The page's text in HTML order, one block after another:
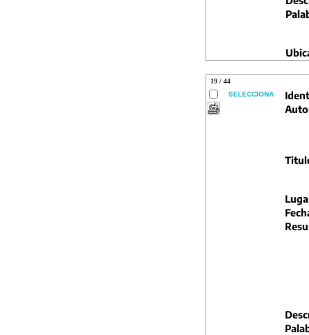
19 / 44
SELECCIONA